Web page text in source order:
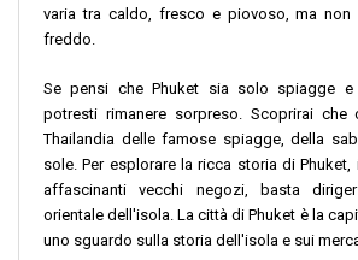
varia tra caldo, fresco e piovoso, ma non
freddo.
Se pensi che Phuket sia solo spiagge e
potresti rimanere sorpreso. Scoprirai
Thailandia delle famose spiagge, della
sole. Per esplorare la ricca storia di
affascinanti vecchi negozi, basta
orientale dell'isola. La città di Phuket è la
uno sguardo sulla storia dell'isola e sui